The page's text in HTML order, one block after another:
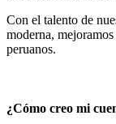
Con el talento de
moderna,
peruanos.
¿Cómo creo mi